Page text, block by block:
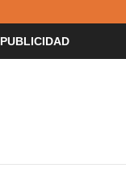
PUBLICIDAD